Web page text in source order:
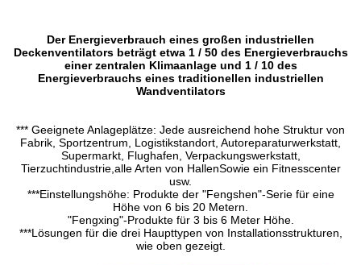
Der Energieverbrauch eines großen industriellen
Deckenventilators beträgt etwa 1 / 50 des Energieverbrauchs
einer zentralen Klimaanlage und 1 / 10 des
Energieverbrauchs eines traditionellen industriellen
Wandventilators
*** Geeignete Anlageplätze: Jede ausreichend hohe Struktur von
Fabrik, Sportzentrum, Logistikstandort, Autoreparaturwerkstatt,
Supermarkt, Flughafen, Verpackungswerkstatt,
Tierzuchtindustrie,alle Arten von HallenSowie ein Fitnesscenter
usw.
***Einstellungshöhe: Produkte der "Fengshen"-Serie für eine
Höhe von 6 bis 20 Metern.
"Fengxing"-Produkte für 3 bis 6 Meter Höhe.
***Lösungen für die drei Haupttypen von Installationsstrukturen,
wie oben gezeigt.